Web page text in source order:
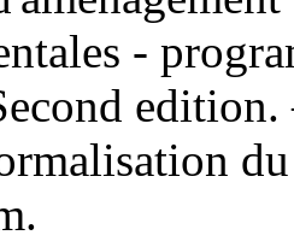
-